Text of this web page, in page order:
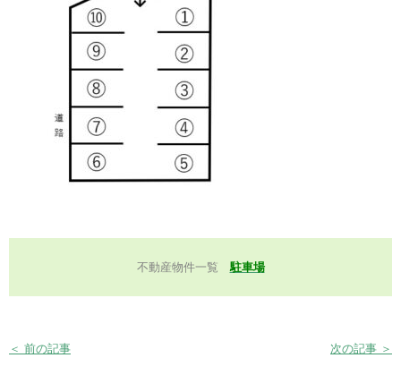
不動産物件一覧駐車場
＜ 前の記事 次の記事 ＞